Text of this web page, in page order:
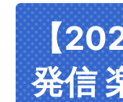
【
発信